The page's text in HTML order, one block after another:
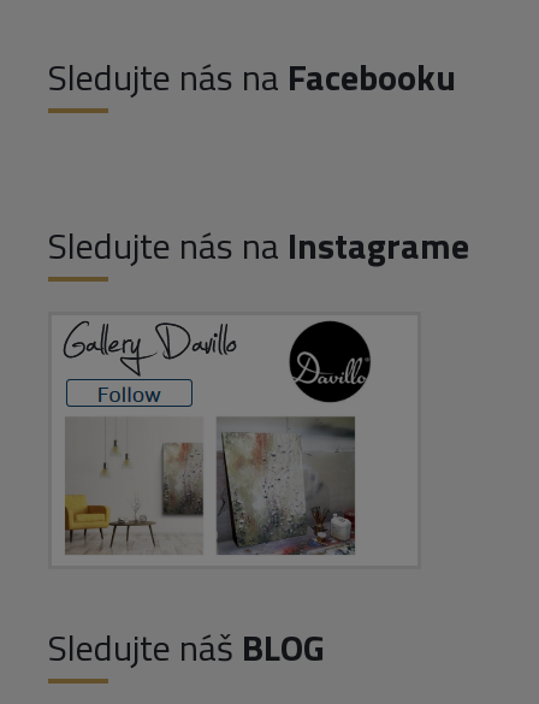
Sledujte nás na Facebooku
Sledujte nás na Instagrame
Sledujte náš BLOG